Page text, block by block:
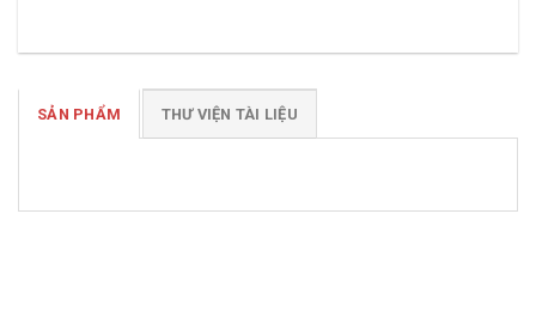
SẢN PHẨM THƯ VIỆN TÀI LIỆU